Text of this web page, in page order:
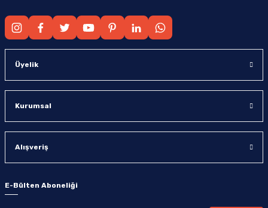
Üyelik
Kurumsal
Alışveriş
E-Bülten Aboneliği